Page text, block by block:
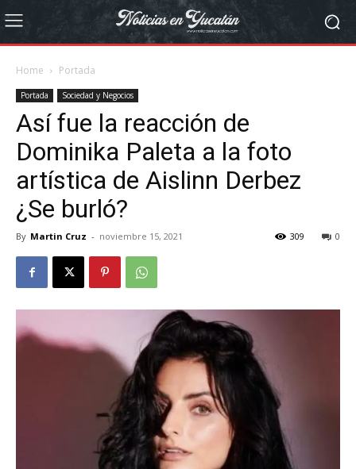
Home Portada
Portada Sociedad y Negocios
Así fue la reacción de
Dominika Paleta a la foto
artística de Aislinn Derbez
¿Se burló?
By Martin Cruz - noviembre 15, 2021 0
309